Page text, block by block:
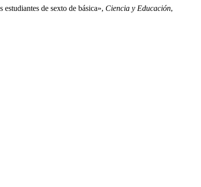
de sexto de básica», Ciencia y Educación,